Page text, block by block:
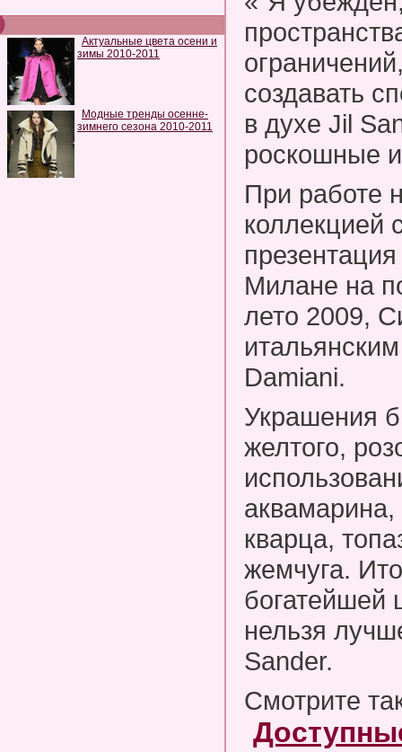
Актуальные цвета осени и
зимы 2010-2011
Модные тренды осенне-
зимнего сезона 2010-2011
создавать
в духе Jil
роскошные
При работе
коллекцией
Милане на
лето 2009,
Damiani.
Украшения
желтого,
кварца,
жемчуга.
богатейшей
нельзя
Sander.
Смотрите